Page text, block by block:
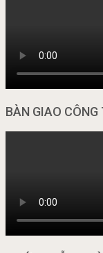
BÀN GIAO CÔNG